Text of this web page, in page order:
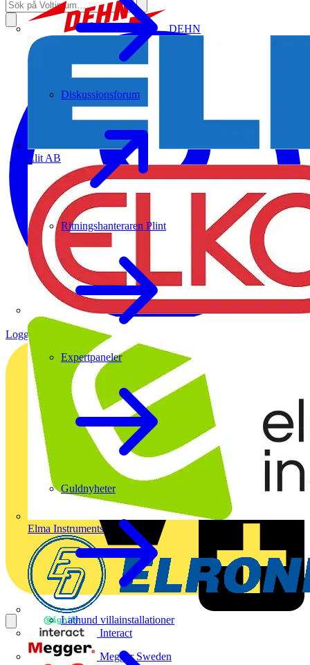
DEHN
Elit AB
Elma Instruments
Interact
Megger Sweden
Diskussionsforum
Ritningshanteraren Plint
Expertpaneler
Guldnyheter
Lathund villainstallationer
Logga in Registrera dig